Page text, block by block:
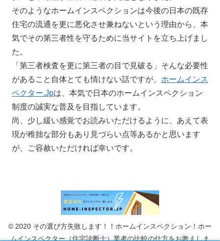
そのようなホームインスペクションは今後の日本の既存
住宅の流通を更に悪化させ兼ねないという理由から、本
気でその第三者性を守るために当サイトを立ち上げまし
た。
「第三者検査を更に第三者の目で見破る」そんな必要性
があること自体とても情けない話ですが、 ホームインス
ペクター.Jpは、本気で日本のホームインスペクション
制度の誠実な普及を目指しています。
尚、少し緩い感覚でお読みいただけるように、あえて表
現が稚拙な部分もあり見づらい点等あるかと思います
が、ご容赦いただければ幸いです。
© 2020 その選び方失敗します！！ホームインスペクション！ホー
ムインスペクター（住宅診断士）業者の比較の仕方をお教えしま